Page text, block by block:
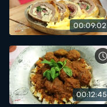
00:09:02
00:12:45